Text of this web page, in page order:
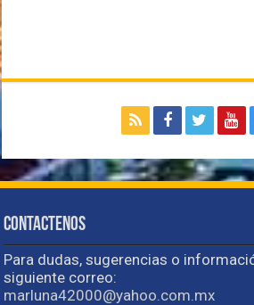
Contactenos
Para dudas, sugerencias o
siguiente correo:
marluna42000@yahoo.com.mx